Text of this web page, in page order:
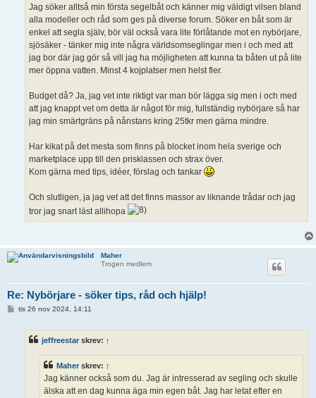
Jag söker alltså min första segelbåt och känner mig väldigt vilsen bland
alla modeller och råd som ges på diverse forum. Söker en båt som är
enkel att segla själv, bör väl också vara lite förlåtande mot en nybörjare,
sjösäker - tänker mig inte några världsomseglingar men i och med att
jag bor där jag gör så vill jag ha möjligheten att kunna ta båten ut på lite
mer öppna vatten. Minst 4 kojplatser men helst fler.
Budget då? Ja, jag vet inte riktigt var man bör lägga sig men i och med
att jag knappt vet om detta är något för mig, fullständig nybörjare så har
jag min smärtgräns på nånstans kring 25tkr men gärna mindre.
Har kikat på det mesta som finns på blocket inom hela sverige och
marketplace upp till den prisklassen och strax över.
Kom gärna med tips, idéer, förslag och tankar
Och slutligen, ja jag vet att det finns massor av liknande trådar och jag
tror jag snart läst allihopa
Maher
Trogen medlem
Re: Nybörjare - söker tips, råd och hjälp!
tis 26 nov 2024, 14:11
jeffreestar skrev: ↑
Maherskrev: ↑
Jag känner också som du. Jag är intresserad av segling och skulle
älska att en dag kunna äga min egen båt. Jag har letat efter en